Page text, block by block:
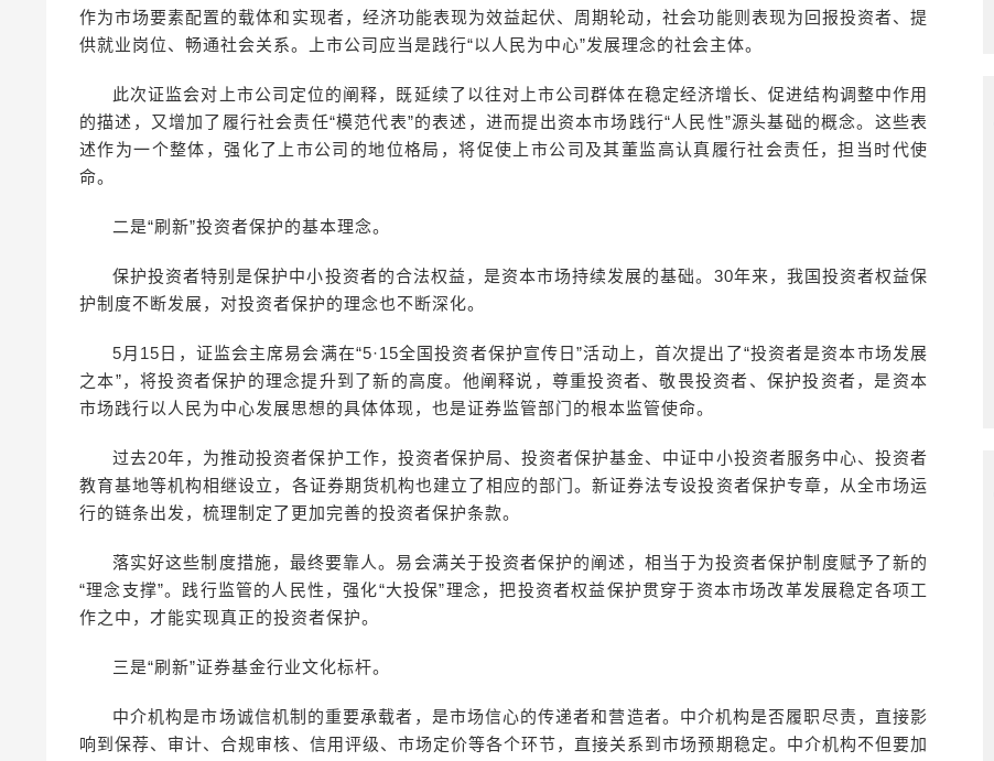
作为市场要素配置的载体和实现者，经济功能表现为效益起伏、周期轮动，社会功能则表现为回报投资者、提
供就业岗位、畅通社会关系。上市公司应当是践行“以人民为中心”发展理念的社会主体。
此次证监会对上市公司定位的阐释，既延续了以往对上市公司群体在稳定经济增长、促进结构调整中作用
的描述，又增加了履行社会责任“模范代表”的表述，进而提出资本市场践行“人民性”源头基础的概念。这些表
述作为一个整体，强化了上市公司的地位格局，将促使上市公司及其董监高认真履行社会责任，担当时代使
命。
二是“刷新”投资者保护的基本理念。
保护投资者特别是保护中小投资者的合法权益，是资本市场持续发展的基础。30年来，我国投资者权益保
护制度不断发展，对投资者保护的理念也不断深化。
5月15日，证监会主席易会满在“5·15全国投资者保护宣传日”活动上，首次提出了“投资者是资本市场发展
之本”，将投资者保护的理念提升到了新的高度。他阐释说，尊重投资者、敬畏投资者、保护投资者，是资本
市场践行以人民为中心发展思想的具体体现，也是证券监管部门的根本监管使命。
过去20年，为推动投资者保护工作，投资者保护局、投资者保护基金、中证中小投资者服务中心、投资者
教育基地等机构相继设立，各证券期货机构也建立了相应的部门。新证券法专设投资者保护专章，从全市场运
行的链条出发，梳理制定了更加完善的投资者保护条款。
落实好这些制度措施，最终要靠人。易会满关于投资者保护的阐述，相当于为投资者保护制度赋予了新的
“理念支撑”。践行监管的人民性，强化“大投保”理念，把投资者权益保护贯穿于资本市场改革发展稳定各项工
作之中，才能实现真正的投资者保护。
三是“刷新”证券基金行业文化标杆。
中介机构是市场诚信机制的重要承载者，是市场信心的传递者和营造者。中介机构是否履职尽责，直接影
响到保荐、审计、合规审核、信用评级、市场定价等各个环节，直接关系到市场预期稳定。中介机构不但要加